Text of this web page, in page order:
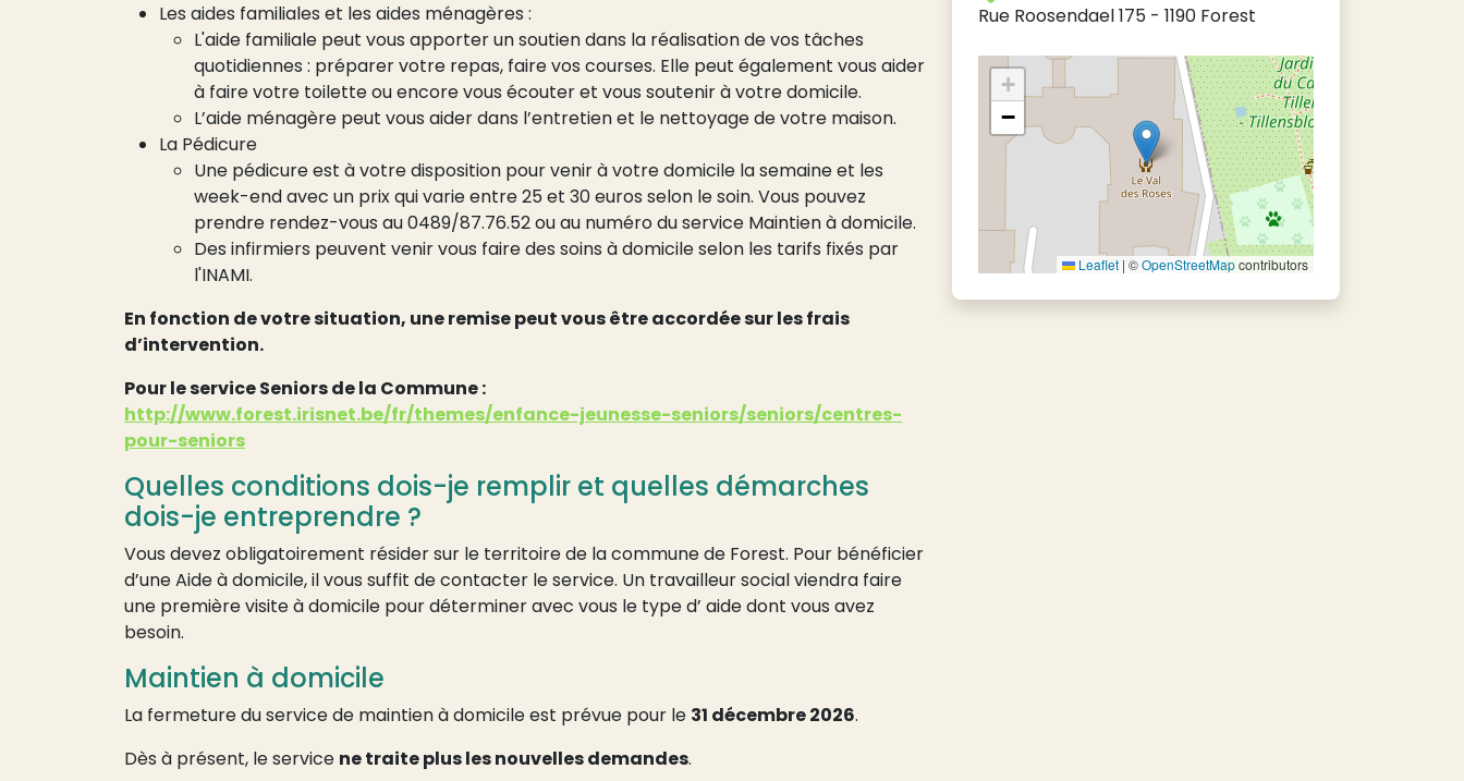
Les aides familiales et les aides ménagères :
L'aide familiale peut vous apporter un soutien dans la réalisation de vos tâches
quotidiennes : préparer votre repas, faire vos courses. Elle peut également vous aider
à faire votre toilette ou encore vous écouter et vous soutenir à votre domicile.
L’aide ménagère peut vous aider dans l’entretien et le nettoyage de votre maison.
La Pédicure
Une pédicure est à votre disposition pour venir à votre domicile la semaine et les
week-end avec un prix qui varie entre 25 et 30 euros selon le soin. Vous pouvez
prendre rendez-vous au 0489/87.76.52 ou au numéro du service Maintien à domicile.
Des infirmiers peuvent venir vous faire des soins à domicile selon les tarifs fixés par
l'INAMI.
En fonction de votre situation, une remise peut vous être accordée sur les frais
d’intervention.
Pour le service Seniors de la Commune :
http://www.forest.irisnet.be/fr/themes/enfance-jeunesse-seniors/seniors/centres-
pour-seniors
Quelles conditions dois-je remplir et quelles démarches
dois-je entreprendre ?
Vous devez obligatoirement résider sur le territoire de la commune de Forest. Pour bénéficier
d’une Aide à domicile, il vous suffit de contacter le service. Un travailleur social viendra faire
une première visite à domicile pour déterminer avec vous le type d’ aide dont vous avez
besoin.
Maintien à domicile
La fermeture du service de maintien à domicile est prévue pour le 31 décembre 2026.
Dès à présent, le service ne traite plus les nouvelles demandes.
Rue Roosendael 175 - 1190 Forest
+
−
Leaflet | ©OpenStreetMapcontributors